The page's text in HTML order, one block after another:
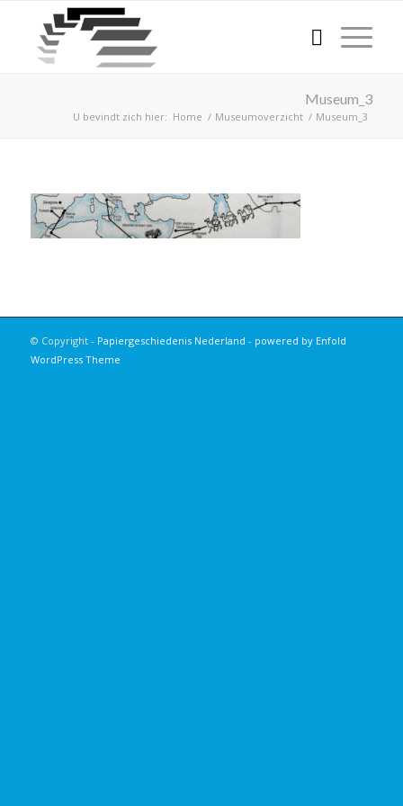
Museum_3
U bevindt zich hier: Home / Museumoverzicht / Museum_3
© Copyright - Papiergeschiedenis Nederland - powered by Enfold
WordPress Theme